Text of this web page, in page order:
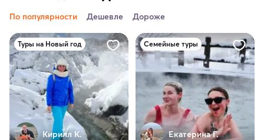
По популярности Дешевле Дороже
Туры на Новый год
Кирилл К.
Семейные туры
Екатерина Г.